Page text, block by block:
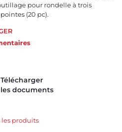
pour rondelle à trois
(20 pc).
Télécharger
les documents
les produits